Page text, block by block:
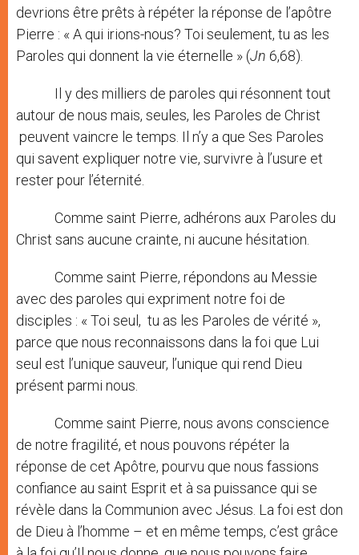
devrions être prêts à répéter la réponse de l’apôtre
Pierre : « A qui irions-nous? Toi seulement, tu as les
Paroles qui donnent la vie éternelle » (Jn 6,68).
Il y des milliers de paroles qui résonnent tout
autour de nous mais, seules, les Paroles de Christ
peuvent vaincre le temps. Il n’y a que Ses Paroles
qui savent expliquer notre vie, survivre à l’usure et
rester pour l’éternité.
Comme saint Pierre, adhérons aux Paroles du
Christ sans aucune crainte, ni aucune hésitation.
Comme saint Pierre, répondons au Messie
avec des paroles qui expriment notre foi de
disciples : « Toi seul, tu as les Paroles de vérité »,
parce que nous reconnaissons dans la foi que Lui
seul est l’unique sauveur, l’unique qui rend Dieu
présent parmi nous.
Comme saint Pierre, nous avons conscience
de notre fragilité, et nous pouvons répéter la
réponse de cet Apôtre, pourvu que nous fassions
confiance au saint Esprit et à sa puissance qui se
révèle dans la Communion avec Jésus. La foi est don
de Dieu à l’homme – et en même temps, c’est grâce